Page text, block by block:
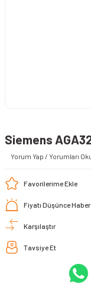
Siemens
Yorum Yap / Yorumları
Fiyatı Düşünce Haber
Karşılaştır
Tavsiye Et